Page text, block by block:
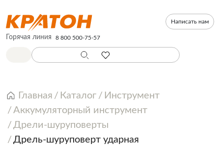
Написать нам
Горячая линия 8 800 500-75-57
Главная Каталог
Инструмент
Аккумуляторный инструмент
Дрели-шуруповерты
Дрель-шуруповерт ударная